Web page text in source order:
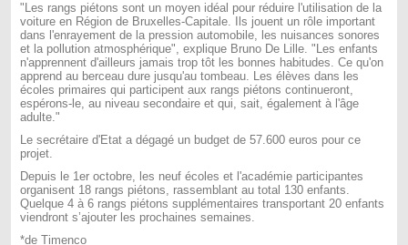
"Les rangs piétons sont un moyen idéal pour réduire l'utilisation de la
voiture en Région de Bruxelles-Capitale. Ils jouent un rôle important
dans l'enrayement de la pression automobile, les nuisances sonores
et la pollution atmosphérique", explique Bruno De Lille. "Les enfants
n'apprennent d'ailleurs jamais trop tôt les bonnes habitudes. Ce qu'on
apprend au berceau dure jusqu'au tombeau. Les élèves dans les
écoles primaires qui participent aux rangs piétons continueront,
espérons-le, au niveau secondaire et qui, sait, également à l'âge
adulte."
Le secrétaire d'Etat a dégagé un budget de 57.600 euros pour ce
projet.
Depuis le 1er octobre, les neuf écoles et l'académie participantes
organisent 18 rangs piétons, rassemblant au total 130 enfants.
Quelque 4 à 6 rangs piétons supplémentaires transportant 20 enfants
viendront s’ajouter les prochaines semaines.
*de Timenco